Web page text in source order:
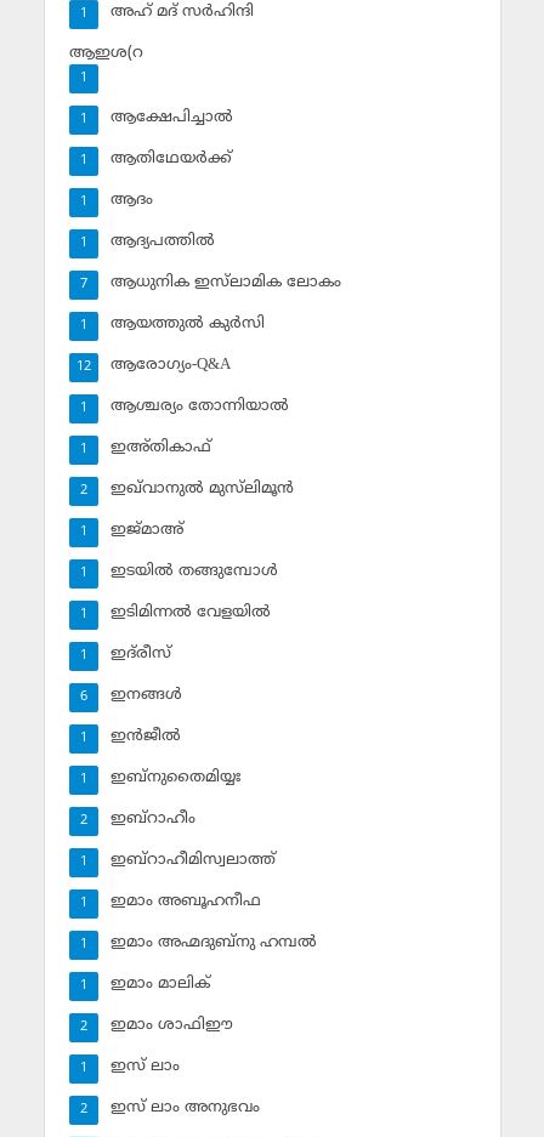
അഹ് മദ് സര്‍ഹിന്ദി
1
ആഇശ(റ
1
ആക്ഷേപിച്ചാല്‍
1
ആതിഥേയര്‍ക്ക്
1
ആദം
1
ആദ്യപത്തില്‍
1
ആധുനിക ഇസ്‌ലാമിക ലോകം
7
ആയത്തുല്‍ കുര്‍സി
1
ആരോഗ്യം-Q&A
12
ആശ്ചര്യം തോന്നിയാല്‍
1
ഇഅ്തികാഫ്‌
1
ഇഖ്‌വാനുല്‍ മുസ്‌ലിമൂന്‍
2
ഇജ്മാഅ്
1
ഇടയില്‍ തങ്ങുമ്പോള്‍
1
ഇടിമിന്നല്‍ വേളയില്‍
1
ഇദ്‌രീസ്‌
1
ഇനങ്ങള്‍
6
ഇന്‍ജീല്‍
1
ഇബ്‌നുതൈമിയ്യഃ
1
ഇബ്‌റാഹീം
2
ഇബ്‌റാഹീമിസ്വലാത്ത്
1
ഇമാം അബൂഹനീഫ
1
ഇമാം അഹ്മദുബ്‌നു ഹമ്പല്‍
1
ഇമാം മാലിക്
1
ഇമാം ശാഫിഈ
2
ഇസ് ലാം
1
ഇസ് ലാം അനുഭവം
2